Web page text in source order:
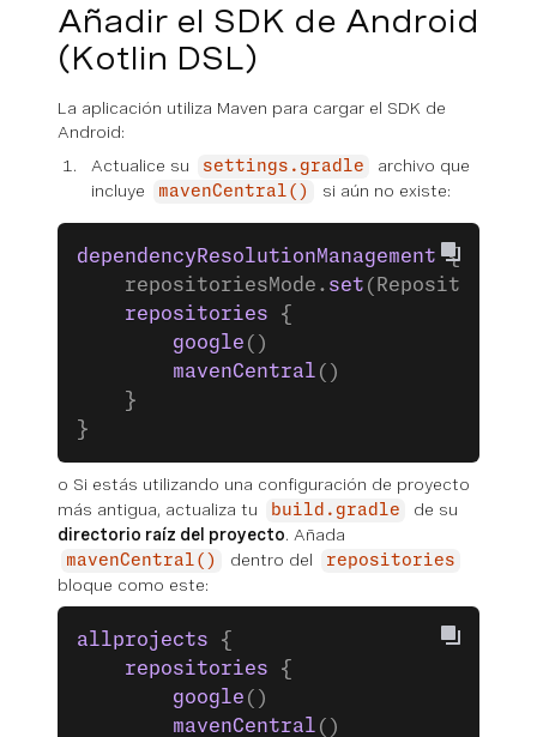
Añadir el SDK de Android
(Kotlin DSL)
La aplicación utiliza Maven para cargar el SDK de
Android:
Actualice su
settings.gradle
archivo que
incluye
mavenCentral() si aún no existe:
dependencyResolutionManagement {
    repositoriesMode.
set
    repositories
{
        google
()
        mavenCentral
()
    }
}
o Si estás utilizando una configuración de proyecto
más antigua, actualiza tu
build.gradle
de su
directorio raíz del proyecto. Añada
mavenCentral() dentro del repositories
bloque como este:
allprojects {
    repositories
{
        google
()
        mavenCentral
()